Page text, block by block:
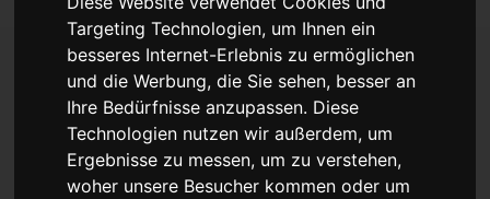
Targeting Technologien, um Ihnen ein
besseres Internet-Erlebnis zu ermöglichen
und die Werbung, die Sie sehen, besser an
Ihre Bedürfnisse anzupassen. Diese
Technologien nutzen wir außerdem, um
Ergebnisse zu messen, um zu verstehen,
woher unsere Besucher kommen oder um
Dominikanerkirche
wieder geöffnet